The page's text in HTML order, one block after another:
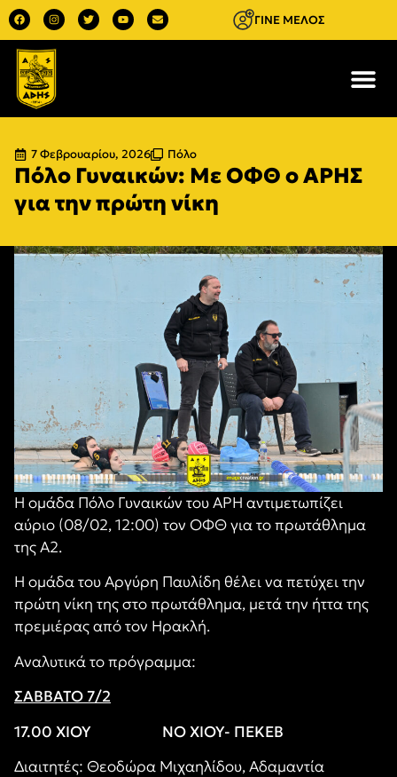
ΓΙΝΕ ΜΕΛΟΣ
7 Φεβρουαρίου, 2026 Πόλο
Πόλο Γυναικών: Με ΟΦΘ ο ΑΡΗΣ
για την πρώτη νίκη
Η ομάδα Πόλο Γυναικών του ΑΡΗ αντιμετωπίζει
αύριο (08/02, 12:00) τον ΟΦΘ για το πρωτάθλημα
της Α2.
Η ομάδα του Αργύρη Παυλίδη θέλει να πετύχει την
πρώτη νίκη της στο πρωτάθλημα, μετά την ήττα της
πρεμιέρας από τον Ηρακλή.
Αναλυτικά το πρόγραμμα:
ΣΑΒΒΑΤΟ 7/2
17.00 ΧΙΟΥ ΝΟ ΧΙΟΥ- ΠΕΚΕΒ
Διαιτητές: Θεοδώρα Μιχαηλίδου, Αδαμαντία